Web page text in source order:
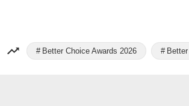
Better Choice Awards 2026